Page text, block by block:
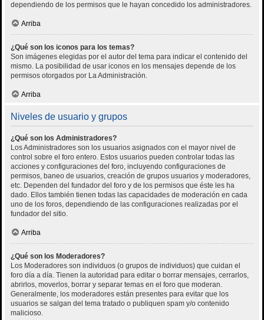
dependiendo de los permisos que le hayan concedido los administradores.
Arriba
¿Qué son los iconos para los temas?
Son imágenes elegidas por el autor del tema para indicar el contenido del
mismo. La posibilidad de usar iconos en los mensajes depende de los
permisos otorgados por La Administración.
Arriba
Niveles de usuario y grupos
¿Qué son los Administradores?
Los Administradores son los usuarios asignados con el mayor nivel de
control sobre el foro entero. Estos usuarios pueden controlar todas las
acciones y configuraciones del foro, incluyendo configuraciones de
permisos, baneo de usuarios, creación de grupos usuarios y moderadores,
etc. Dependen del fundador del foro y de los permisos que éste les ha
dado. Ellos también tienen todas las capacidades de moderación en cada
uno de los foros, dependiendo de las configuraciones realizadas por el
fundador del sitio.
Arriba
¿Qué son los Moderadores?
Los Moderadores son individuos (o grupos de individuos) que cuidan el
foro día a día. Tienen la autoridad para editar o borrar mensajes, cerrarlos,
abrirlos, moverlos, borrar y separar temas en el foro que moderan.
Generalmente, los moderadores están presentes para evitar que los
usuarios se salgan del tema tratado o publiquen spam y/o contenido
malicioso.